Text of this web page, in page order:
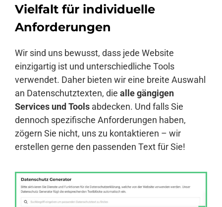
Vielfalt für individuelle
Anforderungen
Wir sind uns bewusst, dass jede Website
einzigartig ist und unterschiedliche Tools
verwendet. Daher bieten wir eine breite Auswahl
an Datenschutztexten, die alle gängigen
Services und Tools abdecken. Und falls Sie
dennoch spezifische Anforderungen haben,
zögern Sie nicht, uns zu kontaktieren – wir
erstellen gerne den passenden Text für Sie!